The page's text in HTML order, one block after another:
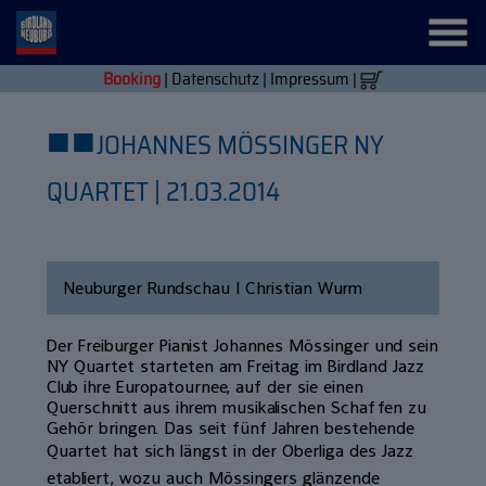
Booking| Datenschutz| Impressum |
■■JOHANNES MÖSSINGER NY
QUARTET | 21.03.2014
Neuburger Rundschau | Christian Wurm
Der Freiburger Pianist Johannes Mössinger und sein
NY Quartet starteten am Freitag im Birdland Jazz
Club ihre Europatournee, auf der sie einen
Querschnitt aus ihrem musikalischen Schaffen zu
Gehör bringen. Das seit fünf Jahren bestehende
Quartet hat sich längst in der Oberliga des Jazz
etabliert, wozu auch Mössingers glänzende